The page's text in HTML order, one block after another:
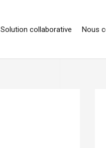
Solution collaborative Nous